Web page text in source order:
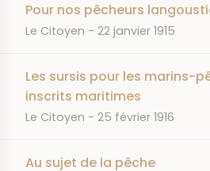
Pour nos pêcheurs
JOURNAL
Le Citoyen DATE
22 janvier 1915
Les sursis pour les marins-
inscrits maritimes
JOURNAL
Le Citoyen DATE
25 février 1916
Au sujet de la pêche